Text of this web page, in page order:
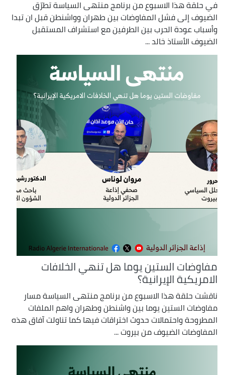
في حلقة هذا الاسبوع من برنامج منتهى السياسة تطرّق
الضيوف إلى فشل المفاوضات بين طهران وواشنطن قبل ان تبدا
وأسباب عودة الحرب بين الطرفين مع استشراف المستقبل
الضيوف الأستاذ خالد ...
مفاوضات الستين يوما هل تنهي الخلافات
الامريكية الإيرانية؟
ناقشت حلقة هذا الاسبوع من برنامج منتهى السياسة مسار
مفاوضات الستين يوما بين واشنطن وطهران واهم الملفات
المطروحة واحتمالات حدوث اختراقات فيها كما تناولت آفاق هذه
المفاوضات الضيوف من بيروت ...